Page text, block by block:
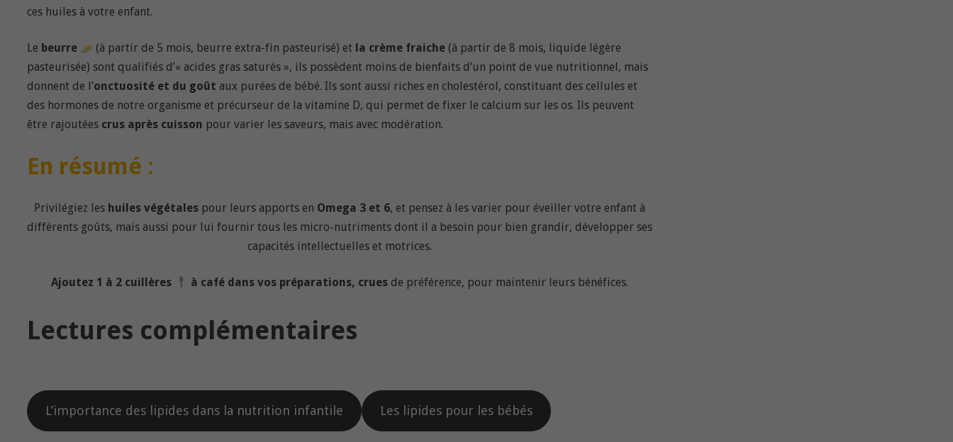
ces huiles à votre enfant.
Le beurre (à partir de 5 mois, beurre extra-fin pasteurisé) et la crème fraiche(à partir de 8 mois, liquide légère
pasteurisée) sont qualifiés d’« acides gras saturés », ils possèdent moins de bienfaits d’un point de vue nutritionnel, mais
donnent de l’onctuosité et du goût aux purées de bébé. Ils sont aussi riches en cholestérol, constituant des cellules et
des hormones de notre organisme et précurseur de la vitamine D, qui permet de fixer le calcium sur les os. Ils peuvent
être rajoutées crus après cuisson pour varier les saveurs, mais avec modération.
En résumé :
Privilégiez les huiles végétales pour leurs apports en Omega 3 et 6, et pensez à les varier pour éveiller votre enfant à
différents goûts, mais aussi pour lui fournir tous les micro-nutriments dont il a besoin pour bien grandir, développer ses
capacités intellectuelles et motrices.
Ajoutez 1 à 2 cuillères à café dans vos préparations, cruesde préférence, pour maintenir leurs bénéfices.
Lectures complémentaires
L’importance des lipides dans la nutrition infantile Les lipides pour les bébés